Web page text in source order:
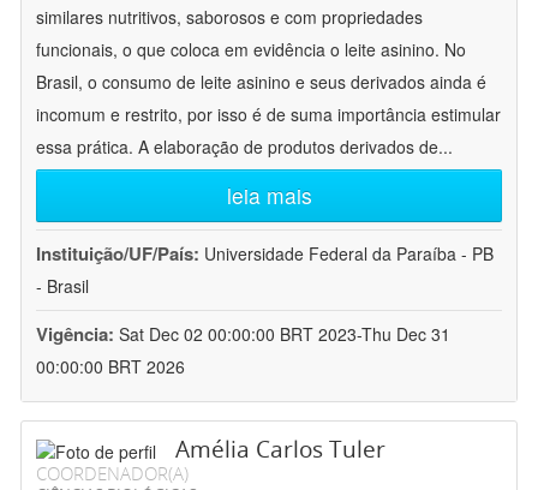
similares nutritivos, saborosos e com propriedades
funcionais, o que coloca em evidência o leite asinino. No
Brasil, o consumo de leite asinino e seus derivados ainda é
incomum e restrito, por isso é de suma importância estimular
essa prática. A elaboração de produtos derivados de...
leia mais
Instituição/UF/País: Universidade Federal da Paraíba - PB
- Brasil
Vigência: Sat Dec 02 00:00:00 BRT 2023-Thu Dec 31
00:00:00 BRT 2026
Amélia Carlos Tuler
COORDENADOR(A)